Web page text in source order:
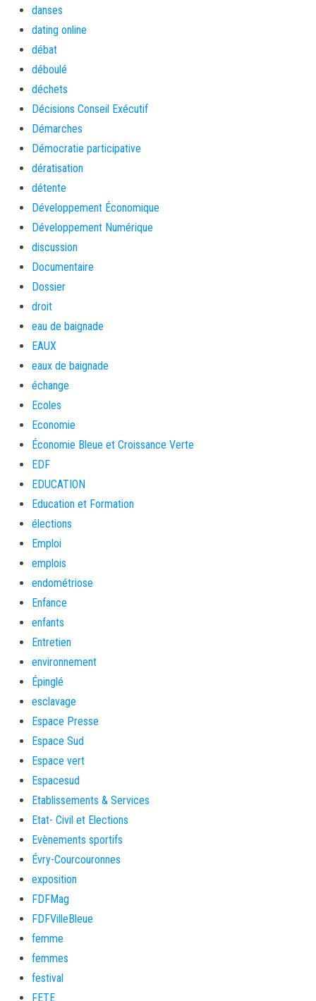
danses
dating online
débat
déboulé
déchets
Décisions Conseil Exécutif
Démarches
Démocratie participative
dératisation
détente
Développement Économique
Développement Numérique
discussion
Documentaire
Dossier
droit
eau de baignade
EAUX
eaux de baignade
échange
Ecoles
Economie
Économie Bleue et Croissance Verte
EDF
EDUCATION
Education et Formation
élections
Emploi
emplois
endométriose
Enfance
enfants
Entretien
environnement
Épinglé
esclavage
Espace Presse
Espace Sud
Espace vert
Espacesud
Etablissements & Services
Etat- Civil et Elections
Evènements sportifs
Évry-Courcouronnes
exposition
FDFMag
FDFVilleBleue
femme
femmes
festival
FETE